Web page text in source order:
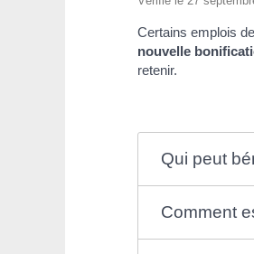
Certains emplois
nouvelle
retenir.
Qui peut
Comment